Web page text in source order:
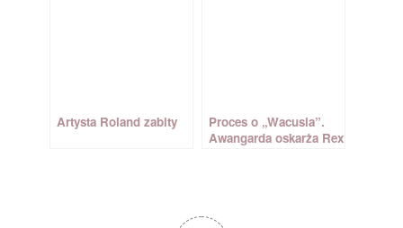
Artysta Roland zabity
Proces o „Wacusia”.
Awangarda oskarża Rex